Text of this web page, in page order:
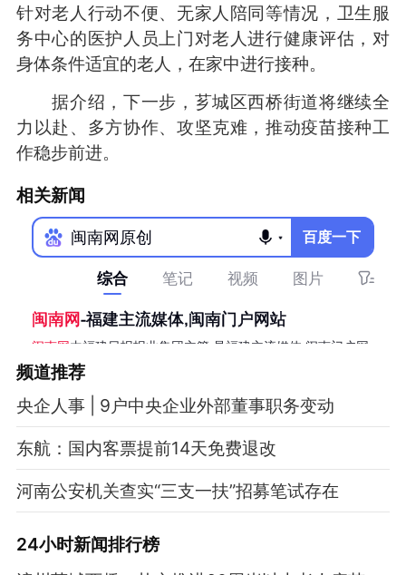
针对老人行动不便、无家人陪同等情况，卫生服
务中心的医护人员上门对老人进行健康评估，对
身体条件适宜的老人，在家中进行接种。
据介绍，下一步，芗城区西桥街道将继续全
力以赴、多方协作、攻坚克难，推动疫苗接种工
作稳步前进。
相关新闻
频道推荐
央企人事 | 9户中央企业外部董事职务变动
东航：国内客票提前14天免费退改
河南公安机关查实“三支一扶”招募笔试存在
24小时新闻排行榜